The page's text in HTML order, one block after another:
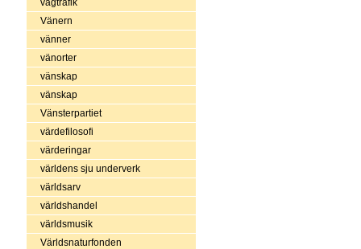
vägtrafik
Vänern
vänner
vänorter
vänskap
vänskap
Vänsterpartiet
värdefilosofi
värderingar
världens sju underverk
världsarv
världshandel
världsmusik
Världsnaturfonden